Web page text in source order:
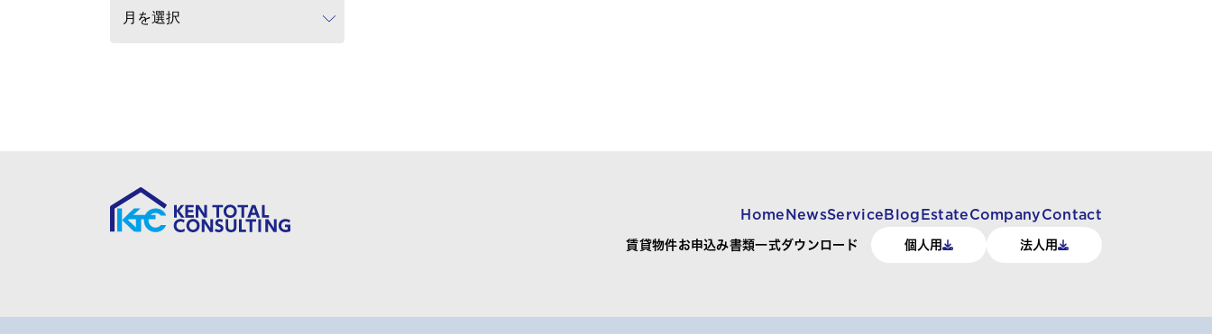
HomeNewsServiceBlogEstateCompanyContact
賃貸物件お申込み書類一式ダウンロード 個人用 法人用